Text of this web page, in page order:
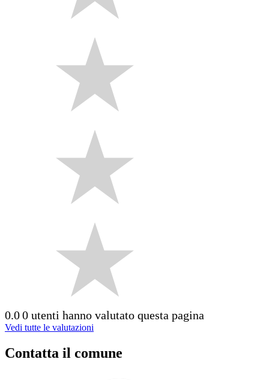
0.00 utenti hanno valutato questa pagina
Vedi tutte le valutazioni
Contatta il comune